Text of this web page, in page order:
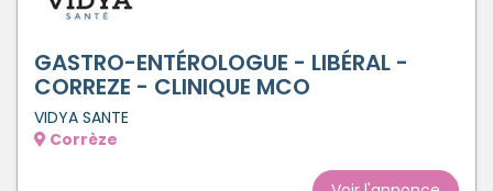
GASTRO-ENTÉROLOGUE - LIBÉRAL -
CORREZE - CLINIQUE MCO
VIDYA SANTE
Corrèze